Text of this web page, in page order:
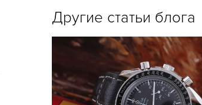
Другие статьи блога